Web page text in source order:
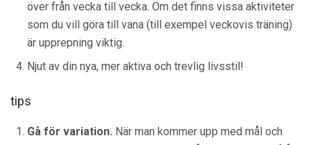
över från vecka till vecka. Om det finns vissa aktiviteter
som du vill göra till vana (till exempel veckovis träning)
är upprepning viktig.
Njut av din nya, mer aktiva och trevlig livsstil!
tips
Gå för variation. När man kommer upp med mål och